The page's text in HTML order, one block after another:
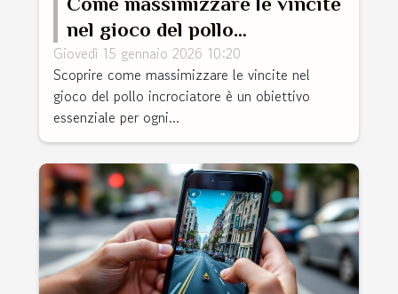
nel gioco del pollo
incrociatore?
Giovedì 15 gennaio 2026 10:20
Scoprire come massimizzare le vincite nel
gioco del pollo incrociatore è un obiettivo
essenziale per ogni...